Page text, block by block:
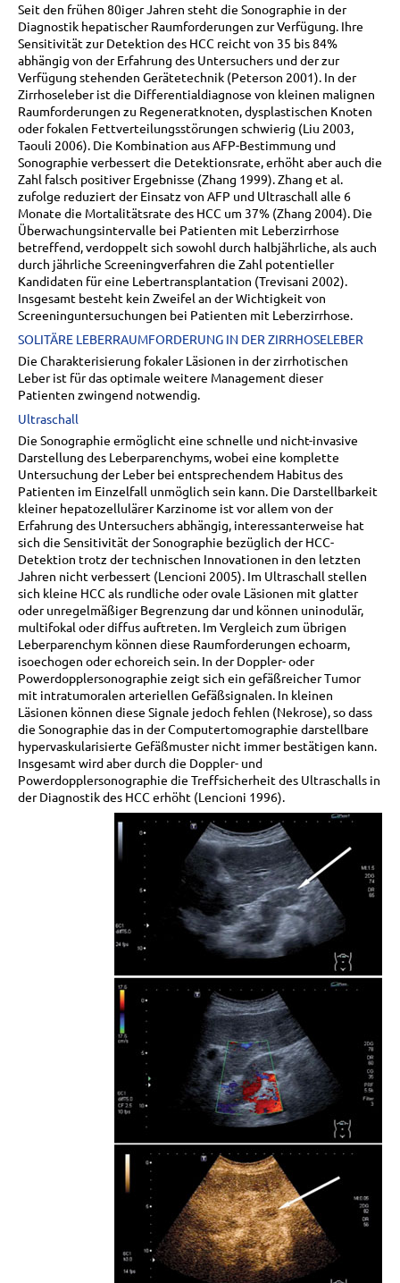
Seit den frühen 80iger Jahren steht die Sonographie in der
Diagnostik hepatischer Raumforderungen zur Verfügung. Ihre
Sensitivität zur Detektion des HCC reicht von 35 bis 84%
abhängig von der Erfahrung des Untersuchers und der zur
Verfügung stehenden Gerätetechnik (Peterson 2001). In der
Zirrhoseleber ist die Differentialdiagnose von kleinen malignen
Raumforderungen zu Regeneratknoten, dysplastischen Knoten
oder fokalen Fettverteilungsstörungen schwierig (Liu 2003,
Taouli 2006). Die Kombination aus AFP-Bestimmung und
Sonographie verbessert die Detektionsrate, erhöht aber auch die
Zahl falsch positiver Ergebnisse (Zhang 1999). Zhang et al.
zufolge reduziert der Einsatz von AFP und Ultraschall alle 6
Monate die Mortalitätsrate des HCC um 37% (Zhang 2004). Die
Überwachungsintervalle bei Patienten mit Leberzirrhose
betreffend, verdoppelt sich sowohl durch halbjährliche, als auch
durch jährliche Screeningverfahren die Zahl potentieller
Kandidaten für eine Lebertransplantation (Trevisani 2002).
Insgesamt besteht kein Zweifel an der Wichtigkeit von
Screeninguntersuchungen bei Patienten mit Leberzirrhose.
SOLITÄRE LEBERRAUMFORDERUNG IN DER ZIRRHOSELEBER
Die Charakterisierung fokaler Läsionen in der zirrhotischen
Leber ist für das optimale weitere Management dieser
Patienten zwingend notwendig.
Ultraschall
Die Sonographie ermöglicht eine schnelle und nicht-invasive
Darstellung des Leberparenchyms, wobei eine komplette
Untersuchung der Leber bei entsprechendem Habitus des
Patienten im Einzelfall unmöglich sein kann. Die Darstellbarkeit
kleiner hepatozellulärer Karzinome ist vor allem von der
Erfahrung des Untersuchers abhängig, interessanterweise hat
sich die Sensitivität der Sonographie bezüglich der HCC-
Detektion trotz der technischen Innovationen in den letzten
Jahren nicht verbessert (Lencioni 2005). Im Ultraschall stellen
sich kleine HCC als rundliche oder ovale Läsionen mit glatter
oder unregelmäßiger Begrenzung dar und können uninodulär,
multifokal oder diffus auftreten. Im Vergleich zum übrigen
Leberparenchym können diese Raumforderungen echoarm,
isoechogen oder echoreich sein. In der Doppler- oder
Powerdopplersonographie zeigt sich ein gefäßreicher Tumor
mit intratumoralen arteriellen Gefäßsignalen. In kleinen
Läsionen können diese Signale jedoch fehlen (Nekrose), so dass
die Sonographie das in der Computertomographie darstellbare
hypervaskularisierte Gefäßmuster nicht immer bestätigen kann.
Insgesamt wird aber durch die Doppler- und
Powerdopplersonographie die Treffsicherheit des Ultraschalls in
der Diagnostik des HCC erhöht (Lencioni 1996).